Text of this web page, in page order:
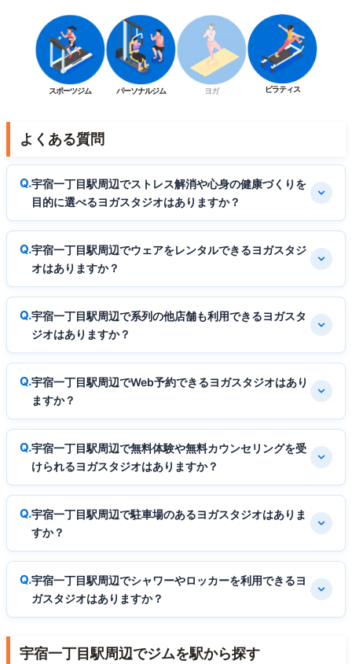
スポーツジム パーソナルジム ヨガ ピラティス
よくある質問
宇宿一丁目駅周辺でストレス解消や心身の健康づくりを
目的に選べるヨガスタジオはありますか？
宇宿一丁目駅周辺でウェアをレンタルできるヨガスタジ
オはありますか？
宇宿一丁目駅周辺で系列の他店舗も利用できるヨガスタ
ジオはありますか？
宇宿一丁目駅周辺でWeb予約できるヨガスタジオはあり
ますか？
宇宿一丁目駅周辺で無料体験や無料カウンセリングを受
けられるヨガスタジオはありますか？
宇宿一丁目駅周辺で駐車場のあるヨガスタジオはありま
すか？
宇宿一丁目駅周辺でシャワーやロッカーを利用できるヨ
ガスタジオはありますか？
宇宿一丁目駅周辺でジムを駅から探す